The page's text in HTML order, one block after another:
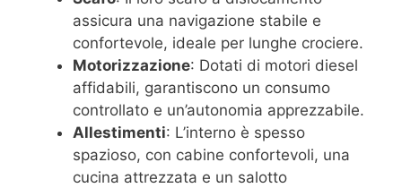
assicura una navigazione stabile e
confortevole, ideale per lunghe crociere.
Motorizzazione: Dotati di motori diesel
affidabili, garantiscono un consumo
controllato e un’autonomia apprezzabile.
Allestimenti: L’interno è spesso
spazioso, con cabine confortevoli, una
cucina attrezzata e un salotto